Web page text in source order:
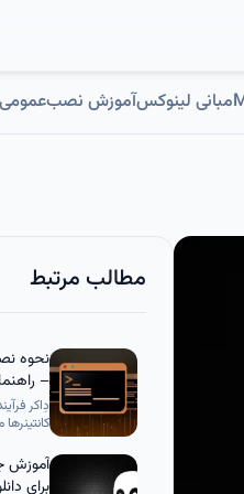
مبانی لینوکسآموزش نصبعمومی
مطالب مرتبط
–
دِاکر
می‌کنند و
بهتر از